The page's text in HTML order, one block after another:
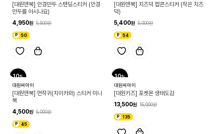
[대원앤북] 안경만두 스탠딩스티커 (안경
만두를 아시나요)
4,950
5,500
50
[대원앤북] 치즈덕 팝콘스티커 (작은 치즈
덕)
5,400
6,000
54
10
대원씨아이
[대원앤북] 먼작귀(치이카와) 스티커 미니
북
4,500
5,000
45
10
대원씨아이
[대원키즈] 포켓몬 생태도감
13,500
15,000
135